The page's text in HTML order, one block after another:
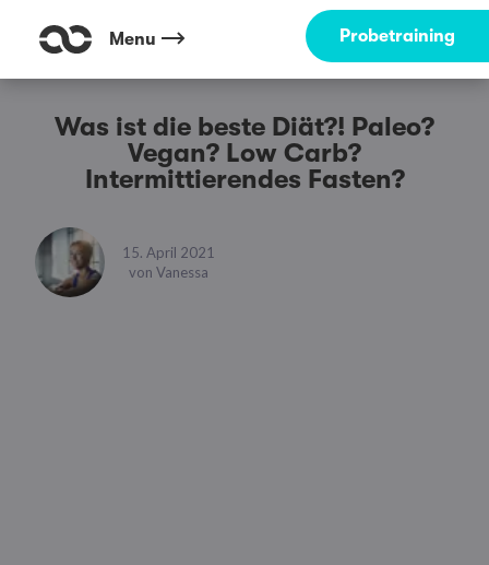
Menu Probetraining
Was ist die beste Diät?! Paleo?
Vegan? Low Carb?
Intermittierendes Fasten?
15. April 2021
von Vanessa